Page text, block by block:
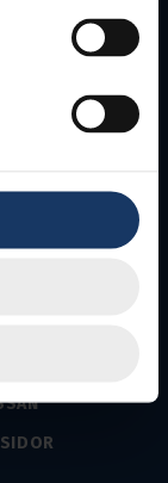
näringslivet.